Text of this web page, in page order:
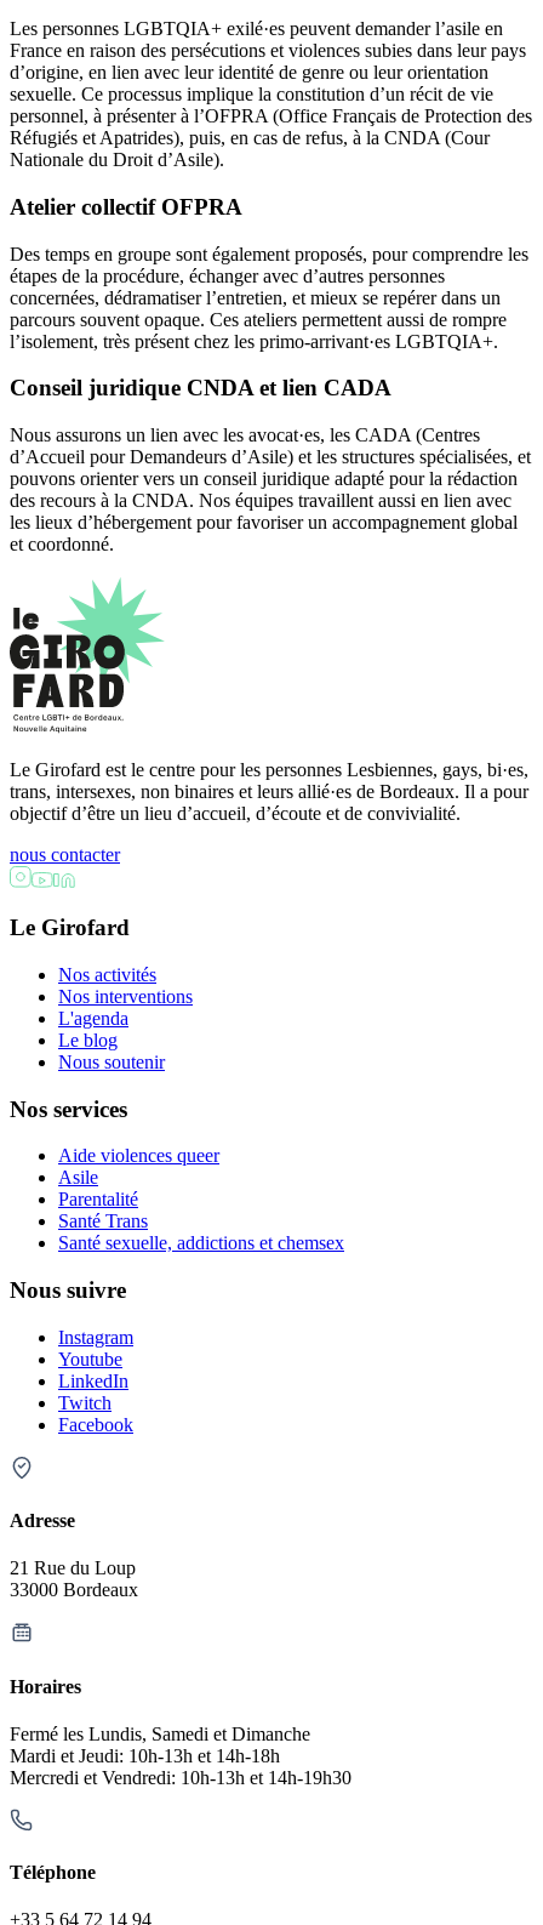
Les personnes LGBTQIA+ exilé·es peuvent demander l’asile en
France en raison des persécutions et violences subies dans leur pays
d’origine, en lien avec leur identité de genre ou leur orientation
sexuelle. Ce processus implique la constitution d’un récit de vie
personnel, à présenter à l’OFPRA (Office Français de Protection des
Réfugiés et Apatrides), puis, en cas de refus, à la CNDA (Cour
Nationale du Droit d’Asile).
Atelier collectif OFPRA
Des temps en groupe sont également proposés, pour comprendre les
étapes de la procédure, échanger avec d’autres personnes
concernées, dédramatiser l’entretien, et mieux se repérer dans un
parcours souvent opaque. Ces ateliers permettent aussi de rompre
l’isolement, très présent chez les primo-arrivant·es LGBTQIA+.
Conseil juridique CNDA et lien CADA
Nous assurons un lien avec les avocat·es, les CADA (Centres
d’Accueil pour Demandeurs d’Asile) et les structures spécialisées, et
pouvons orienter vers un conseil juridique adapté pour la rédaction
des recours à la CNDA. Nos équipes travaillent aussi en lien avec
les lieux d’hébergement pour favoriser un accompagnement global
et coordonné.
Le Girofard est le centre pour les personnes Lesbiennes, gays, bi·es,
trans, intersexes, non binaires et leurs allié·es de Bordeaux. Il a pour
objectif d’être un lieu d’accueil, d’écoute et de convivialité.
nous contacter
Le Girofard
Nos activités
Nos interventions
L'agenda
Le blog
Nous soutenir
Nos services
Aide violences queer
Asile
Parentalité
Santé Trans
Santé sexuelle, addictions et chemsex
Nous suivre
Instagram
Youtube
LinkedIn
Twitch
Facebook
Adresse
21 Rue du Loup
33000 Bordeaux
Horaires
Fermé les Lundis, Samedi et Dimanche
Mardi et Jeudi: 10h-13h et 14h-18h
Mercredi et Vendredi: 10h-13h et 14h-19h30
Téléphone
+33 5 64 72 14 94